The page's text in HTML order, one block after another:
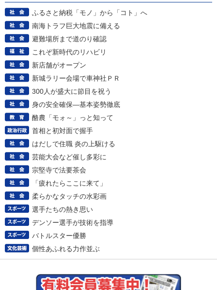
ふるさと納税「モノ」から「コト」へ
南海トラフ巨大地震に備える
避難場所まで道のり確認
これぞ新時代のリハビリ
新店舗がオープン
新城ラリー会場で車神社ＰＲ
300人が盛大に節目を祝う
身の安全確保―基本姿勢徹底
酪農「モォ～」っと知って
首相と初対面で握手
はだしで住職 炎の上駆ける
芸能大会など催し多彩に
宗堅寺で法要茶会
「疲れたらここに来て」
柔らかなタッチの水彩画
選手たちの熱き思い
デンソー選手が技術を指導
バトルスター優勝
個性あふれる力作並ぶ